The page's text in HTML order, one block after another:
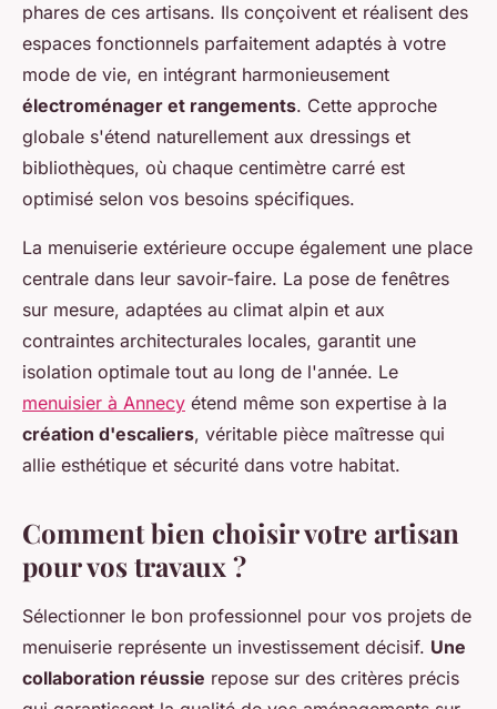
phares de ces artisans. Ils conçoivent et réalisent des
espaces fonctionnels parfaitement adaptés à votre
mode de vie, en intégrant harmonieusement
électroménager et rangements. Cette approche
globale s'étend naturellement aux dressings et
bibliothèques, où chaque centimètre carré est
optimisé selon vos besoins spécifiques.
La menuiserie extérieure occupe également une place
centrale dans leur savoir-faire. La pose de fenêtres
sur mesure, adaptées au climat alpin et aux
contraintes architecturales locales, garantit une
isolation optimale tout au long de l'année. Le
menuisier à Annecy étend même son expertise à la
création d'escaliers, véritable pièce maîtresse qui
allie esthétique et sécurité dans votre habitat.
Comment bien choisir votre artisan
pour vos travaux ?
Sélectionner le bon professionnel pour vos projets de
menuiserie représente un investissement décisif. Une
collaboration réussie repose sur des critères précis